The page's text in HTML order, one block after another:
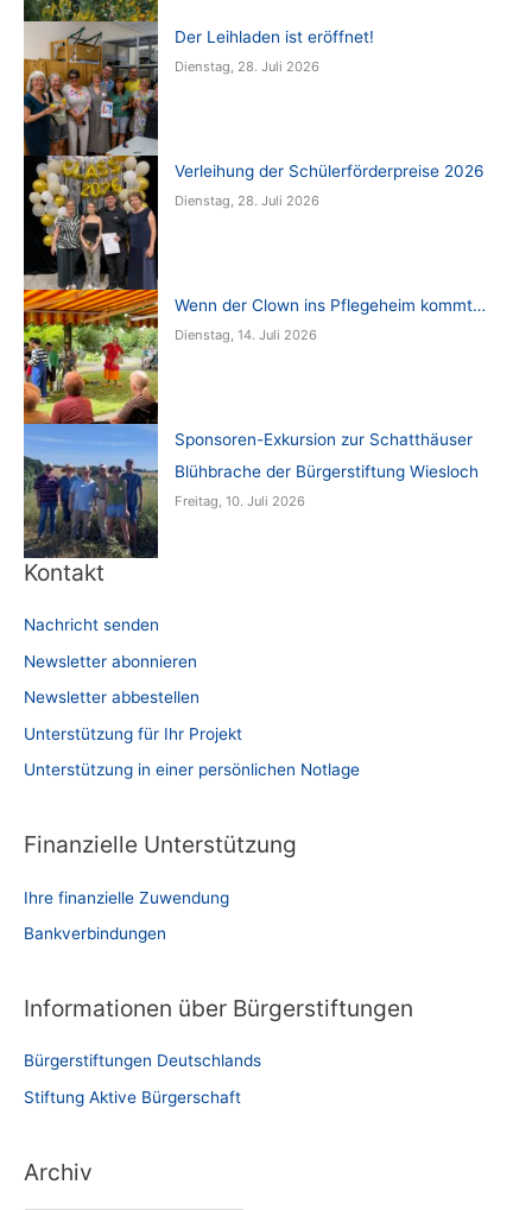
Der Leihladen ist eröffnet!
Dienstag, 28. Juli 2026
Verleihung der Schülerförderpreise 2026
Dienstag, 28. Juli 2026
Wenn der Clown ins Pflegeheim kommt…
Dienstag, 14. Juli 2026
Sponsoren-Exkursion zur Schatthäuser
Blühbrache der Bürgerstiftung Wiesloch
Freitag, 10. Juli 2026
Kontakt
Nachricht senden
Newsletter abonnieren
Newsletter abbestellen
Unterstützung für Ihr Projekt
Unterstützung in einer persönlichen Notlage
Finanzielle Unterstützung
Ihre finanzielle Zuwendung
Bankverbindungen
Informationen über Bürgerstiftungen
Bürgerstiftungen Deutschlands
Stiftung Aktive Bürgerschaft
Archiv